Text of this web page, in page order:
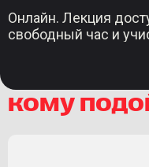
Онлайн. Лекция
свободный час и
кому